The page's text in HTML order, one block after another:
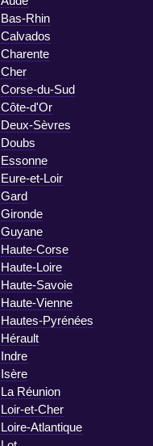
Bas-Rhin
Calvados
Charente
Cher
Corse-du-Sud
Côte-d'Or
Deux-Sèvres
Doubs
Essonne
Eure-et-Loir
Gard
Gironde
Guyane
Haute-Corse
Haute-Loire
Haute-Savoie
Haute-Vienne
Hautes-Pyrénées
Hérault
Indre
Isère
La Réunion
Loir-et-Cher
Loire-Atlantique